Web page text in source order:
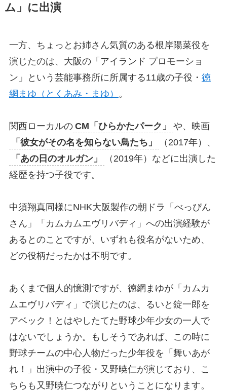
ム」に出演
一方、ちょっとお姉さん気質のある根岸陽菜役を
演じたのは、大阪の「アイランド プロモーショ
ン」という芸能事務所に所属する11歳の子役・ 徳
網まゆ（とくあみ・まゆ）
。
関西ローカルの CM「ひらかたパーク」
や、映画
「彼女がその名を知らない鳥たち」
（2017年）、
「あの日のオルガン」
（2019年）などに出演した
経歴を持つ子役です。
中須翔真同様にNHK大阪製作の朝ドラ「べっぴん
さん」「カムカムエヴリバディ」への出演経験が
あるとのことですが、いずれも役名がないため、
どの役柄だったかは不明です。
あくまで個人的憶測ですが、徳網まゆが「カムカ
ムエヴリバディ」で演じたのは、るいと錠一郎を
アベック！とはやしたてた野球少年少女の一人で
はないでしょうか。もしそうであれば、この時に
野球チームの中心人物だった少年役を「舞いあが
れ！」出演中の子役・又野暁仁が演じており、こ
ちらも又野暁仁つながりということになります。